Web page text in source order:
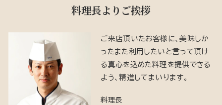
料理長よりご挨拶
ご来店頂いたお客様に、美味しか
ったまた利用したいと言って頂け
る真心を込めた料理を提供できる
よう、精進してまいります。
料理長